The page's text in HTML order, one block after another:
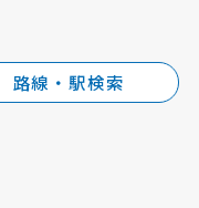
路線・駅検索